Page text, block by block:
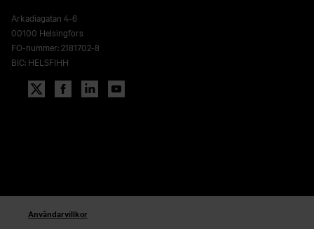
Arkadiagatan 4-6
00100 Helsingfors
FO-nummer: 2181702-8
BIC: HELSFIHH
Användarvillkor